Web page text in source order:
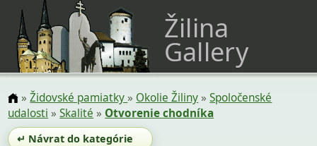
Žilina
Gallery
»Židovské pamiatky» Okolie Žiliny»Spoločenské
udalosti »Skalité » Otvorenie chodníka
↵ Návrat do kategórie